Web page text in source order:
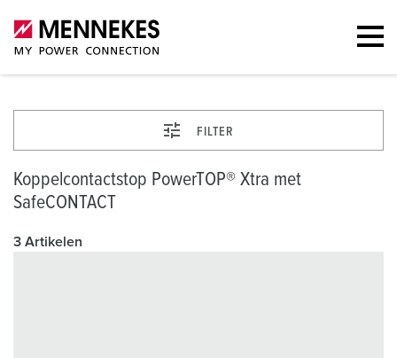
FILTER
Koppelcontactstop PowerTOP® Xtra met
SafeCONTACT
3 Artikelen